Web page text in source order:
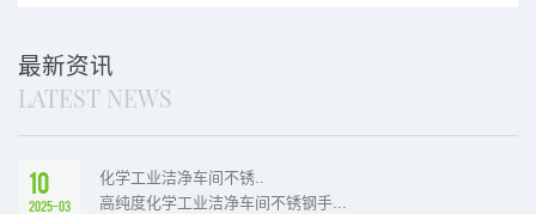
最新资讯
LATEST NEWS
10
2025-03
化学工业洁净车间不锈..
高纯度化学工业洁净车间不锈钢手...